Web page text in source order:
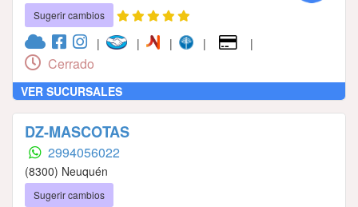
Sugerir cambios
| | | | |
Cerrado
VER SUCURSALES
DZ-MASCOTAS
2994056022
(8300) Neuquén
Sugerir cambios